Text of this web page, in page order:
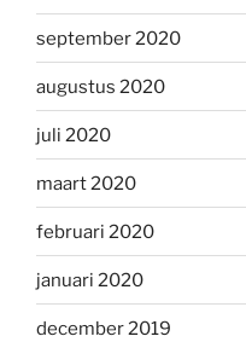
september 2020
augustus 2020
juli 2020
maart 2020
februari 2020
januari 2020
december 2019